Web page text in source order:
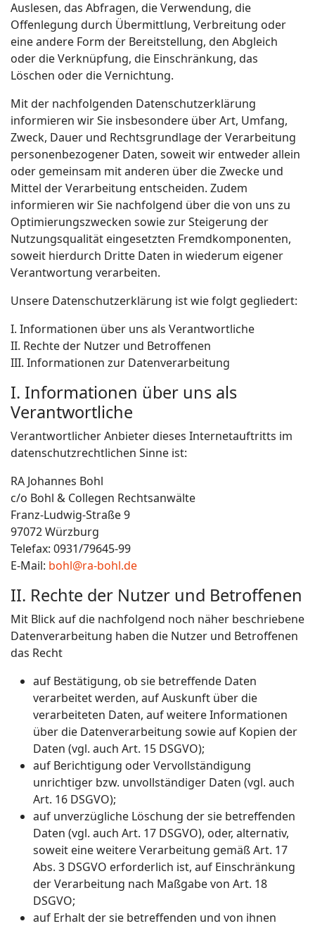
Auslesen, das Abfragen, die Verwendung, die
Offenlegung durch Übermittlung, Verbreitung oder
eine andere Form der Bereitstellung, den Abgleich
oder die Verknüpfung, die Einschränkung, das
Löschen oder die Vernichtung.
Mit der nachfolgenden Datenschutzerklärung
informieren wir Sie insbesondere über Art, Umfang,
Zweck, Dauer und Rechtsgrundlage der Verarbeitung
personenbezogener Daten, soweit wir entweder allein
oder gemeinsam mit anderen über die Zwecke und
Mittel der Verarbeitung entscheiden. Zudem
informieren wir Sie nachfolgend über die von uns zu
Optimierungszwecken sowie zur Steigerung der
Nutzungsqualität eingesetzten Fremdkomponenten,
soweit hierdurch Dritte Daten in wiederum eigener
Verantwortung verarbeiten.
Unsere Datenschutzerklärung ist wie folgt gegliedert:
I. Informationen über uns als Verantwortliche
II. Rechte der Nutzer und Betroffenen
III. Informationen zur Datenverarbeitung
I. Informationen über uns als
Verantwortliche
Verantwortlicher Anbieter dieses Internetauftritts im
datenschutzrechtlichen Sinne ist:
RA Johannes Bohl
c/o Bohl & Collegen Rechtsanwälte
Franz-Ludwig-Straße 9
97072 Würzburg
Telefax: 0931/79645-99
E-Mail: bohl@ra-bohl.de
II. Rechte der Nutzer und Betroffenen
Mit Blick auf die nachfolgend noch näher beschriebene
Datenverarbeitung haben die Nutzer und Betroffenen
das Recht
auf Bestätigung, ob sie betreffende Daten
verarbeitet werden, auf Auskunft über die
verarbeiteten Daten, auf weitere Informationen
über die Datenverarbeitung sowie auf Kopien der
Daten (vgl. auch Art. 15 DSGVO);
auf Berichtigung oder Vervollständigung
unrichtiger bzw. unvollständiger Daten (vgl. auch
Art. 16 DSGVO);
auf unverzügliche Löschung der sie betreffenden
Daten (vgl. auch Art. 17 DSGVO), oder, alternativ,
soweit eine weitere Verarbeitung gemäß Art. 17
Abs. 3 DSGVO erforderlich ist, auf Einschränkung
der Verarbeitung nach Maßgabe von Art. 18
DSGVO;
auf Erhalt der sie betreffenden und von ihnen